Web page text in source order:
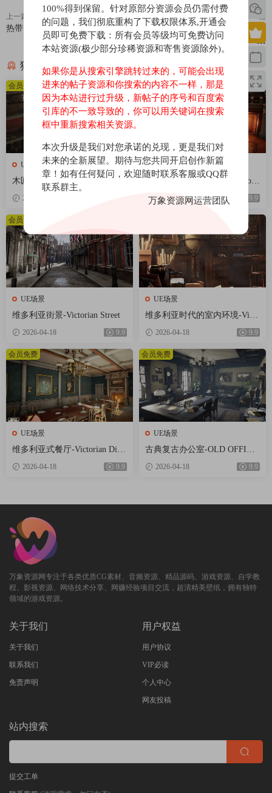
上一篇
热带岛屿-Brushify - Tropical Pack
下一篇
古代洞穴系列三-Ancient Cavern Set
III
猜你喜欢
UE场景
木匠工作车间-Carpenters Works
hop
2026-04-18
会员免费
UE场景
维多利亚时代室内建筑-Victori
2026-04-18 9.9
会员免费
UE场景
维多利亚街景-Victorian Street
2026-04-18 9.9
会员免费
UE场景
维多利亚时代的室内环境-Victo
rian Interior Environment
2026-04-18 9.9
UE场景
维多利亚式餐厅-Victorian Dini
ng Room
2026-04-18 9.9
会员免费
UE场景
古典复古办公室-OLD OFFICE
(MODULAR)
2026-04-18 9.9
会员免费
万象资源网专注于各类优质CG素材、音频资源、精品源码、游戏资源、自学教
程、影视资源、网络技术分享、网赚经验项目交流，超清精美壁纸，拥有独特
领域的游戏资源。
关于我们
关于我们
联系我们
免责声明
用户权益
用户协议
VIP必读
个人中心
网友投稿
站内搜索
提交工单
100%得到保留。针对原部分资源会员仍需付费
的问题，我们彻底重构了下载权限体系,开通会
员即可免费下载：所有会员等级均可免费访问
本站资源(极少部分珍稀资源和寄售资源除外)。
如果你是从搜索引擎跳转过来的，可能会出现
进来的帖子资源和你搜索的内容不一样，那是
因为本站进行过升级，新帖子的序号和百度索
引库的不一致导致的，你可以用关键词在搜索
框中重新搜索相关资源。
本次升级是我们对您承诺的兑现，更是我们对
未来的全新展望。期待与您共同开启创作新篇
章！如有任何疑问，欢迎随时联系客服或QQ群
联系群主。
万象资源网运营团队